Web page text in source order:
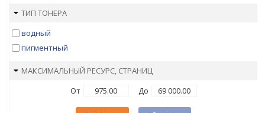
ТИП ТОНЕРА
водный
пигментный
МАКСИМАЛЬНЫЙ РЕСУРС, СТРАНИЦ
От
До